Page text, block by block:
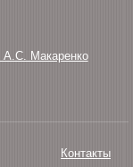
А.С. Макаренко
Контакты